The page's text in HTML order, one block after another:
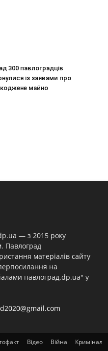
300 павлоградців
із заявами про
майно
— з 2015 року
Павлоград
матеріалів сайту
на
павлоград.dp.ua" у
Відео Війна Кримінал